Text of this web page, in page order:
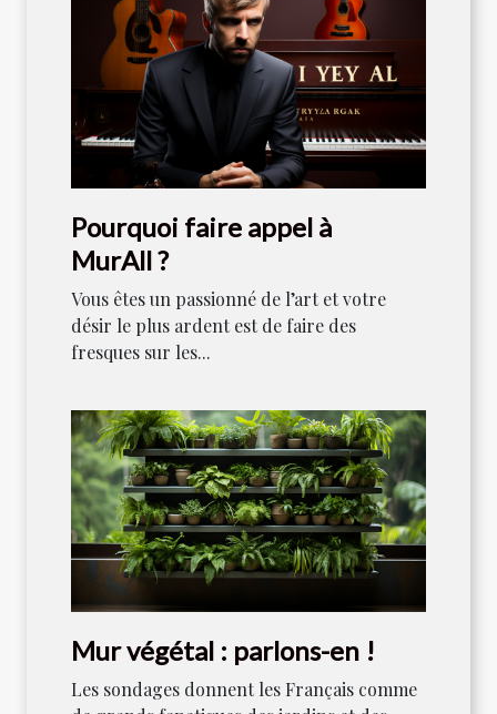
Pourquoi faire appel à
MurAll ?
Vous êtes un passionné de l’art et votre
désir le plus ardent est de faire des
fresques sur les...
Mur végétal : parlons-en !
Les sondages donnent les Français comme